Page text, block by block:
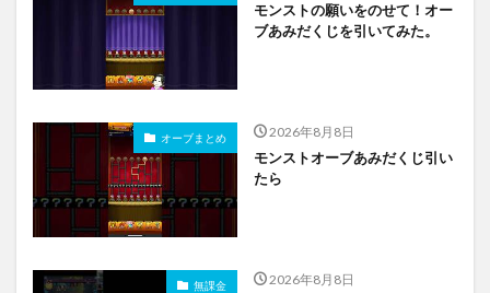
モンストの願いをのせて！オー
ブあみだくじを引いてみた。
オーブまとめ 2026年8月8日
モンストオーブあみだくじ引い
たら
無課金 2026年8月8日